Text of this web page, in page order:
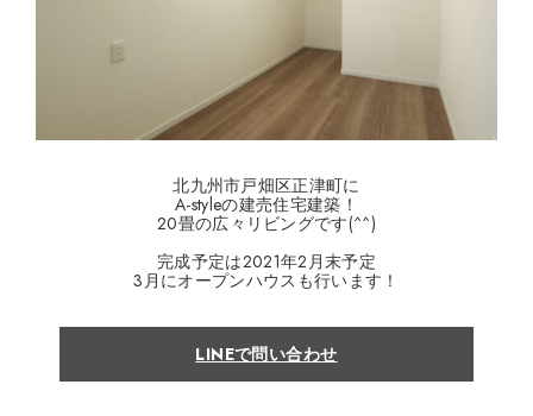
北九州市戸畑区正津町に
A-styleの建売住宅建築！
20畳の広々リビングです(^^)
完成予定は2021年2月末予定
3月にオープンハウスも行います！
LINEで問い合わせ